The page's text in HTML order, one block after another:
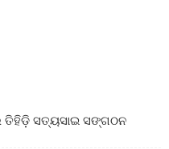
ତିହିଡି଼ ସତ୍ୟସାଇ ସଙ୍ଗଠନ